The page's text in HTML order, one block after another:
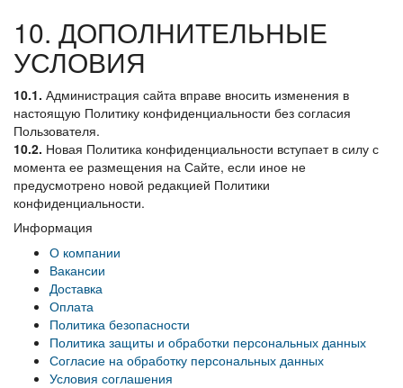
10. ДОПОЛНИТЕЛЬНЫЕ
УСЛОВИЯ
10.1. Администрация сайта вправе вносить изменения в
настоящую Политику конфиденциальности без согласия
Пользователя.
10.2. Новая Политика конфиденциальности вступает в силу с
момента ее размещения на Сайте, если иное не
предусмотрено новой редакцией Политики
конфиденциальности.
Информация
О компании
Вакансии
Доставка
Оплата
Политика безопасности
Политика защиты и обработки персональных данных
Согласие на обработку персональных данных
Условия соглашения